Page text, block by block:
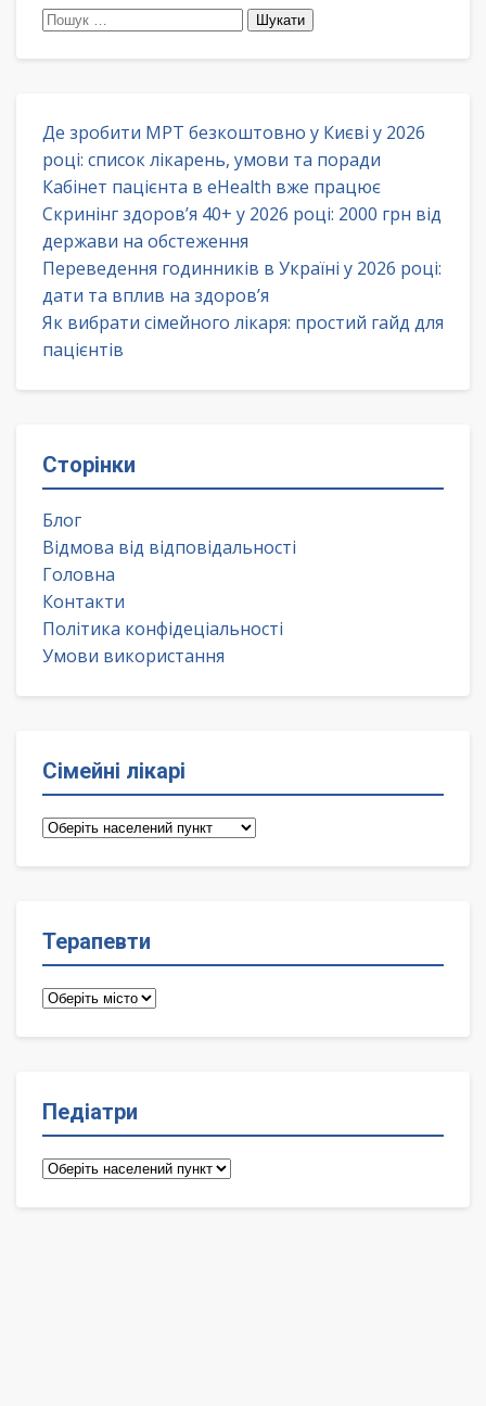
Пошук:
Де зробити МРТ безкоштовно у Києві у 2026
році: список лікарень, умови та поради
Кабінет пацієнта в eHealth вже працює
Скринінг здоров’я 40+ у 2026 році: 2000 грн від
держави на обстеження
Переведення годинників в Україні у 2026 році:
дати та вплив на здоров’я
Як вибрати сімейного лікаря: простий гайд для
пацієнтів
Сторінки
Блог
Відмова від відповідальності
Головна
Контакти
Політика конфідеціальності
Умови використання
Сімейні лікарі
Сімейні
Терапевти
Терапевти
Педіатри
Педіатри